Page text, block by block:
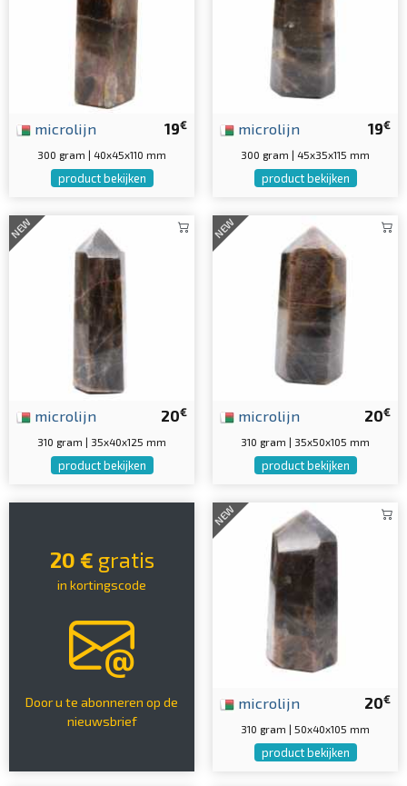
19€
microlijn
300 gram | 40x45x110 mm
product bekijken
19€
microlijn
300 gram | 45x35x115 mm
product bekijken
NEW
20€
microlijn
310 gram | 35x40x125 mm
product bekijken
NEW
20€
microlijn
310 gram | 35x50x105 mm
product bekijken
20 € gratis
in kortingscode
Door u te abonneren op de
nieuwsbrief
NEW
20€
microlijn
310 gram | 50x40x105 mm
product bekijken